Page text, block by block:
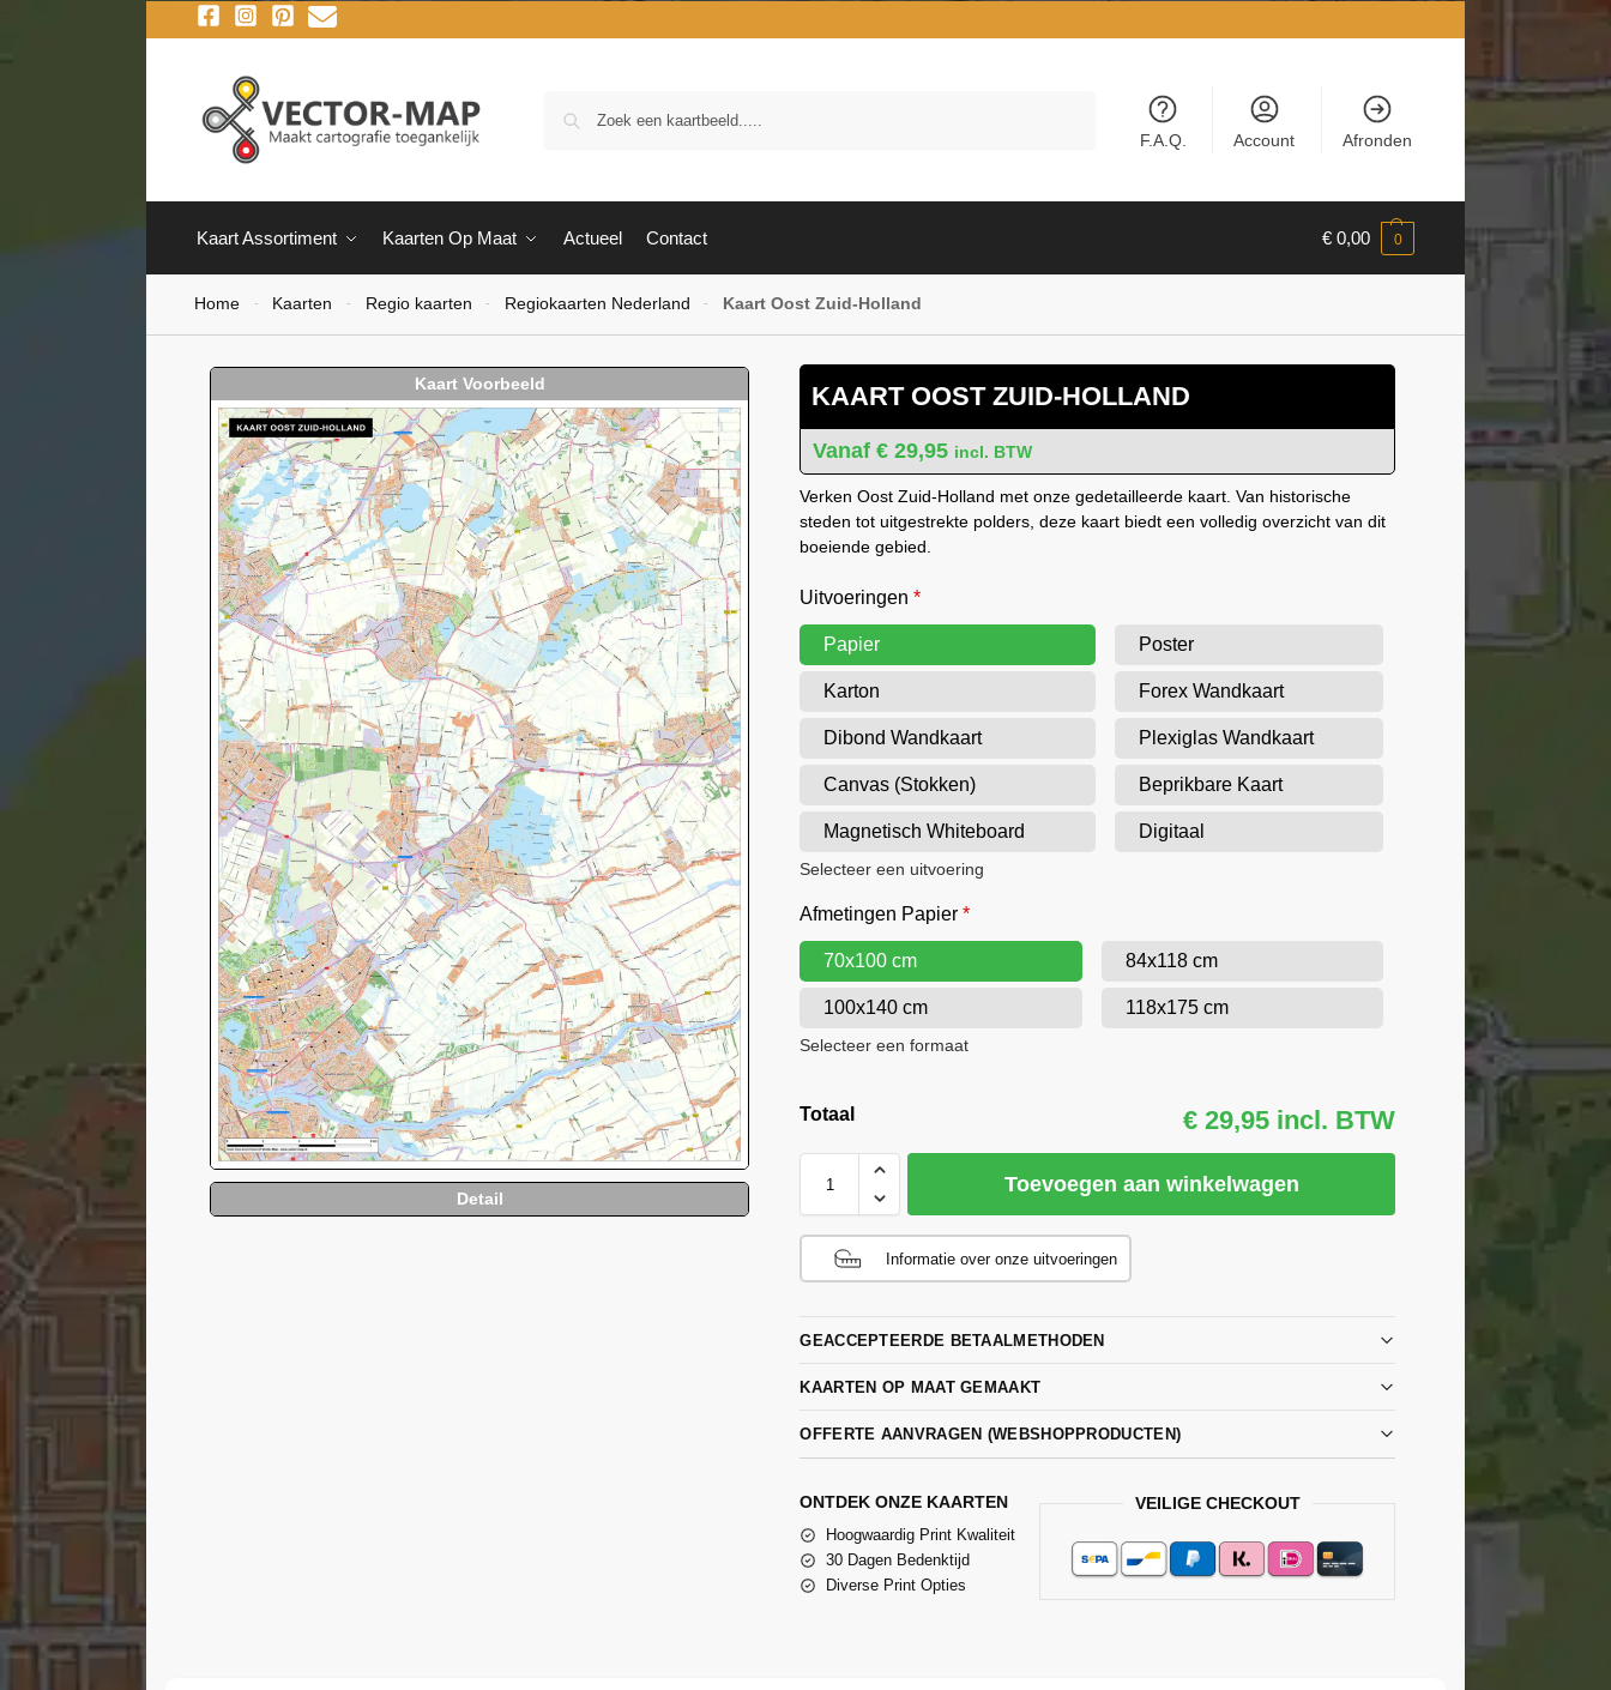
F.A.Q. Account Afronden
Kaart Assortiment Kaarten Op Maat Actueel Contact € 0,00 0
Home - Kaarten - Regio kaarten - Regiokaarten Nederland - Kaart Oost Zuid-Holland
KAART OOST ZUID-HOLLAND
€ 29,95 incl. BTW
Verken Oost Zuid-Holland met onze gedetailleerde kaart. Van historische
steden tot uitgestrekte polders, deze kaart biedt een volledig overzicht van dit
boeiende gebied.
Uitvoeringen *
Papier Poster
Karton Forex Wandkaart
Dibond Wandkaart Plexiglas Wandkaart
Canvas (Stokken) Beprikbare Kaart
Magnetisch Whiteboard Digitaal
Selecteer een uitvoering
Afmetingen Papier *
70x100 cm 84x118 cm
100x140 cm 118x175 cm
Selecteer een formaat
Totaal € 29,95 incl. BTW
Toevoegen aan winkelwagen
Informatie over onze uitvoeringen
GEACCEPTEERDE BETAALMETHODEN
KAARTEN OP MAAT GEMAAKT
OFFERTE AANVRAGEN (WEBSHOPPRODUCTEN)
ONTDEK ONZE KAARTEN
Hoogwaardig Print Kwaliteit
30 Dagen Bedenktijd
Diverse Print Opties
VEILIGE CHECKOUT